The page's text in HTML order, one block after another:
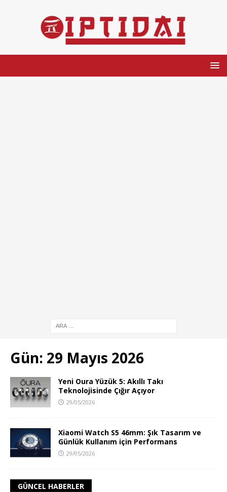
Gün: 29 Mayıs 2026
Yeni Oura Yüzük 5: Akıllı Takı
Teknolojisinde Çığır Açıyor
29/05/2026
Xiaomi Watch S5 46mm: Şık Tasarım ve
Günlük Kullanım için Performans
29/05/2026
GÜNCEL HABERLER